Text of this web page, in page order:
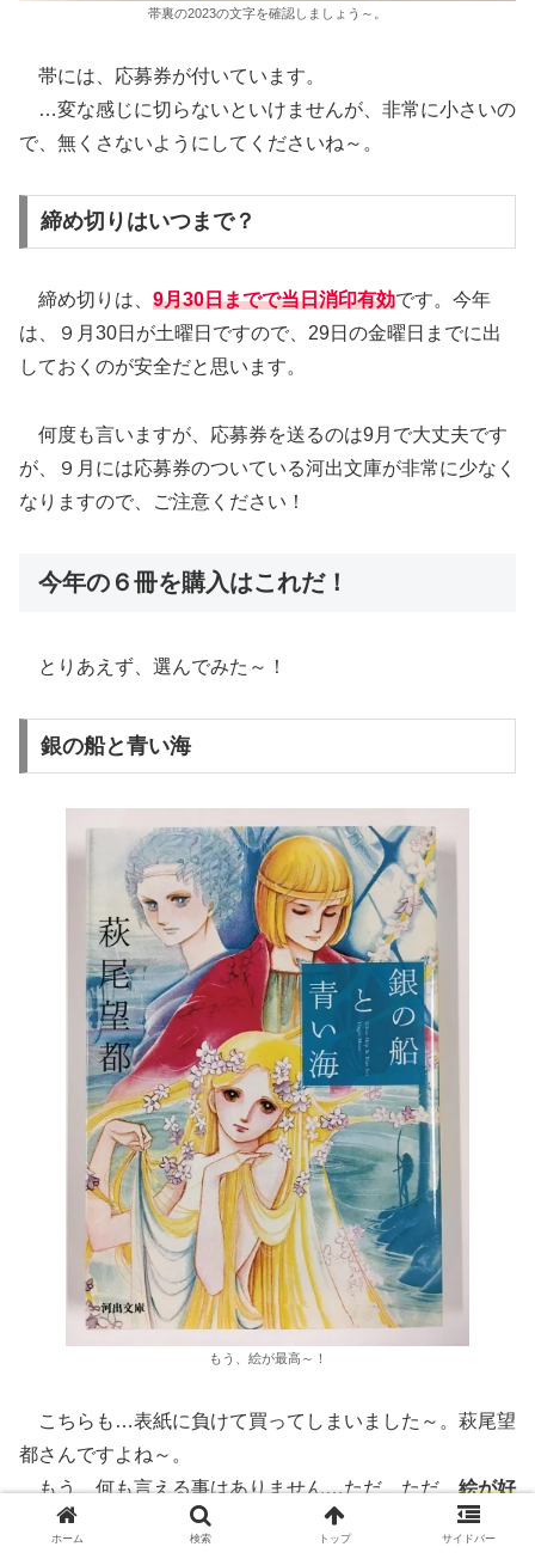
帯裏の2023の文字を確認しましょう～。
帯には、応募券が付いています。
…変な感じに切らないといけませんが、非常に小さいの
で、無くさないようにしてくださいね～。
締め切りはいつまで？
締め切りは、 9月30日までで当日消印有効です。今年
は、９月30日が土曜日ですので、29日の金曜日までに出
しておくのが安全だと思います。
何度も言いますが、応募券を送るのは9月で大丈夫です
が、９月には応募券のついている河出文庫が非常に少なく
なりますので、ご注意ください！
今年の６冊を購入はこれだ！
とりあえず、選んでみた～！
銀の船と青い海
もう、絵が最高～！
こちらも…表紙に負けて買ってしまいました～。萩尾望
都さんですよね～。
もう、何も言える事はありません…ただ、ただ、絵が好
。
ホーム 検索 トップ サイドバー